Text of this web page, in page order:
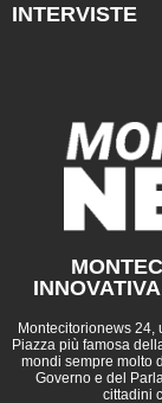
INTERVISTE
Montecitorionews 24,
Piazza più famosa
mondi sempre molto
Governo e del
cittadini